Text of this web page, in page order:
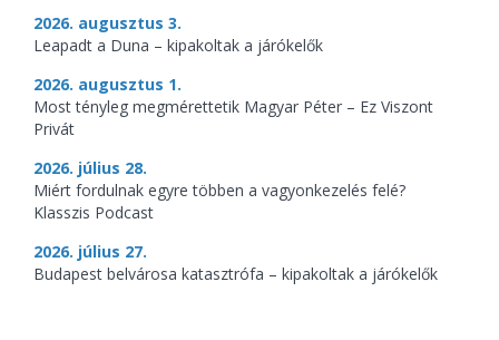
2026. augusztus 3.
Leapadt a Duna – kipakoltak a járókelők
2026. augusztus 1.
Most tényleg megmérettetik Magyar Péter – Ez Viszont
Privát
2026. július 28.
Miért fordulnak egyre többen a vagyonkezelés felé?
Klasszis Podcast
2026. július 27.
Budapest belvárosa katasztrófa – kipakoltak a járókelők